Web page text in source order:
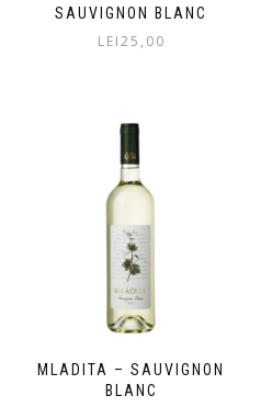
SAUVIGNON BLANC
LEI25,00
MLADITA – SAUVIGNON
BLANC